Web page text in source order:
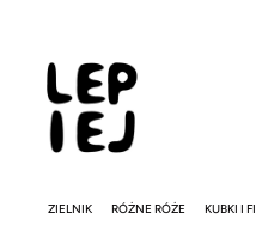
ZIELNIK RÓŻNE RÓŻE KUBKI I